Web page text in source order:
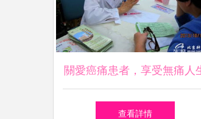
關愛癌痛患者，享受無痛人
——健康咨詢活動助力生命尊
查看詳情